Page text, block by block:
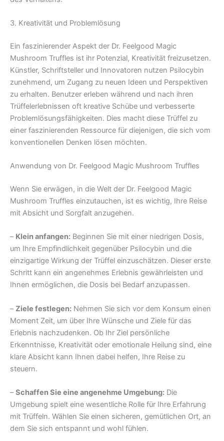
3. Kreativität und Problemlösung
Ein faszinierender Aspekt der Dr. Feelgood Magic
Mushroom Truffles ist ihr Potenzial, Kreativität freizusetzen.
Künstler, Schriftsteller und Innovatoren nutzen Psilocybin
zunehmend, um Zugang zu neuen Ideen und Perspektiven
zu erhalten. Benutzer erleben während und nach ihren
Trüffelerlebnissen oft kreative Schübe und verbesserte
Problemlösungsfähigkeiten. Dies macht diese Trüffel zu
einer faszinierenden Ressource für diejenigen, die sich vom
konventionellen Denken lösen möchten.
Anwendung von Dr. Feelgood Magic Mushroom Truffles
Wenn Sie erwägen, in die Welt der Dr. Feelgood Magic
Mushroom Truffles einzutauchen, ist es wichtig, Ihre Reise
mit Absicht und Sorgfalt anzugehen.
– Klein anfangen: Beginnen Sie mit einer niedrigen Dosis,
um Ihre Empfindlichkeit gegenüber Psilocybin und die
einzigartige Wirkung der Trüffel einzuschätzen. Dieser erste
Schritt kann ein angenehmes Erlebnis gewährleisten und
Ihnen ermöglichen, die Dosis bei Bedarf anzupassen.
–Ziele festlegen: Nehmen Sie sich vor dem Konsum einen
Moment Zeit, um über Ihre Wünsche und Ziele für das
Erlebnis nachzudenken. Ob Ihr Ziel persönliche
Erkenntnisse, Kreativität oder emotionale Heilung sind, eine
klare Absicht kann Ihnen dabei helfen, Ihre Reise zu
steuern.
–Schaffen Sie eine angenehme Umgebung: Die
Umgebung spielt eine wesentliche Rolle für Ihre Erfahrung
mit Trüffeln. Wählen Sie einen sicheren, gemütlichen Ort, an
dem Sie sich entspannt und wohl fühlen.